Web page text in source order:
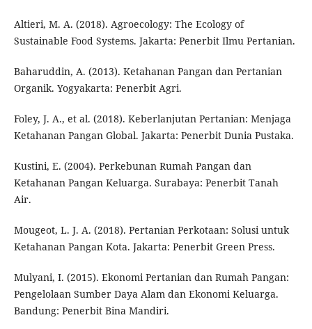
Altieri, M. A. (2018). Agroecology: The Ecology of
Sustainable Food Systems. Jakarta: Penerbit Ilmu Pertanian.
Baharuddin, A. (2013). Ketahanan Pangan dan Pertanian
Organik. Yogyakarta: Penerbit Agri.
Foley, J. A., et al. (2018). Keberlanjutan Pertanian: Menjaga
Ketahanan Pangan Global. Jakarta: Penerbit Dunia Pustaka.
Kustini, E. (2004). Perkebunan Rumah Pangan dan
Ketahanan Pangan Keluarga. Surabaya: Penerbit Tanah
Air.
Mougeot, L. J. A. (2018). Pertanian Perkotaan: Solusi untuk
Ketahanan Pangan Kota. Jakarta: Penerbit Green Press.
Mulyani, I. (2015). Ekonomi Pertanian dan Rumah Pangan:
Pengelolaan Sumber Daya Alam dan Ekonomi Keluarga.
Bandung: Penerbit Bina Mandiri.